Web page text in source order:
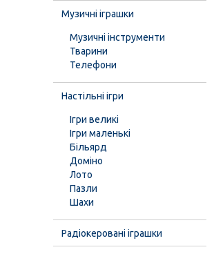
Музичні іграшки
Музичні інструменти
Тварини
Телефони
Настільні ігри
Ігри великі
Ігри маленькі
Більярд
Доміно
Лото
Пазли
Шахи
Радіокеровані іграшки